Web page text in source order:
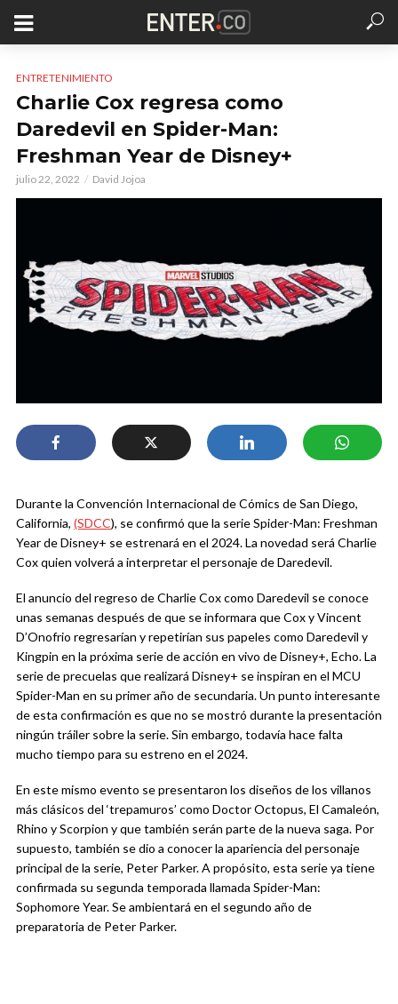
ENTRETENIMIENTO
Charlie Cox regresa como
Daredevil en Spider-Man:
Freshman Year de Disney+
julio 22, 2022 David Jojoa
Durante la Convención Internacional de Cómics de San Diego,
California, (SDCC), se confirmó que la serie Spider-Man: Freshman
Year de Disney+ se estrenará en el 2024. La novedad será Charlie
Cox quien volverá a interpretar el personaje de Daredevil.
El anuncio del regreso de Charlie Cox como Daredevil se conoce
unas semanas después de que se informara que Cox y Vincent
D’Onofrio regresarían y repetirían sus papeles como Daredevil y
Kingpin en la próxima serie de acción en vivo de Disney+, Echo. La
serie de precuelas que realizará Disney+ se inspiran en el MCU
Spider-Man en su primer año de secundaria. Un punto interesante
de esta confirmación es que no se mostró durante la presentación
ningún tráiler sobre la serie. Sin embargo, todavía hace falta
mucho tiempo para su estreno en el 2024.
En este mismo evento se presentaron los diseños de los villanos
más clásicos del ‘trepamuros’ como Doctor Octopus, El Camaleón,
Rhino y Scorpion y que también serán parte de la nueva saga. Por
supuesto, también se dio a conocer la apariencia del personaje
principal de la serie, Peter Parker. A propósito, esta serie ya tiene
confirmada su segunda temporada llamada Spider-Man:
Sophomore Year. Se ambientará en el segundo año de
preparatoria de Peter Parker.